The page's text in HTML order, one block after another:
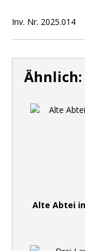
Inv. Nr. 2025.014
Ähnlich:
Alte Abtei